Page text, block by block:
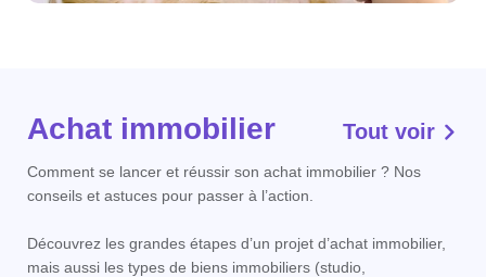
Achat immobilier Tout voir
Comment se lancer et réussir son achat immobilier ? Nos
conseils et astuces pour passer à l’action.
Découvrez les grandes étapes d’un projet d’achat immobilier,
mais aussi les types de biens immobiliers (studio,